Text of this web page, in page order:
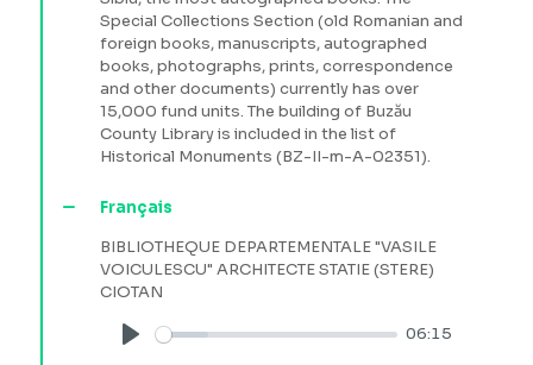
Special Collections Section (old Romanian and
foreign books, manuscripts, autographed
books, photographs, prints, correspondence
and other documents) currently has over
15,000 fund units. The building of Buzău
County Library is included in the list of
Historical Monuments (BZ-II-m-A-02351).
Français
BIBLIOTHEQUE DEPARTEMENTALE "VASILE
VOICULESCU" ARCHITECTE STATIE (STERE)
CIOTAN
Play
06:15